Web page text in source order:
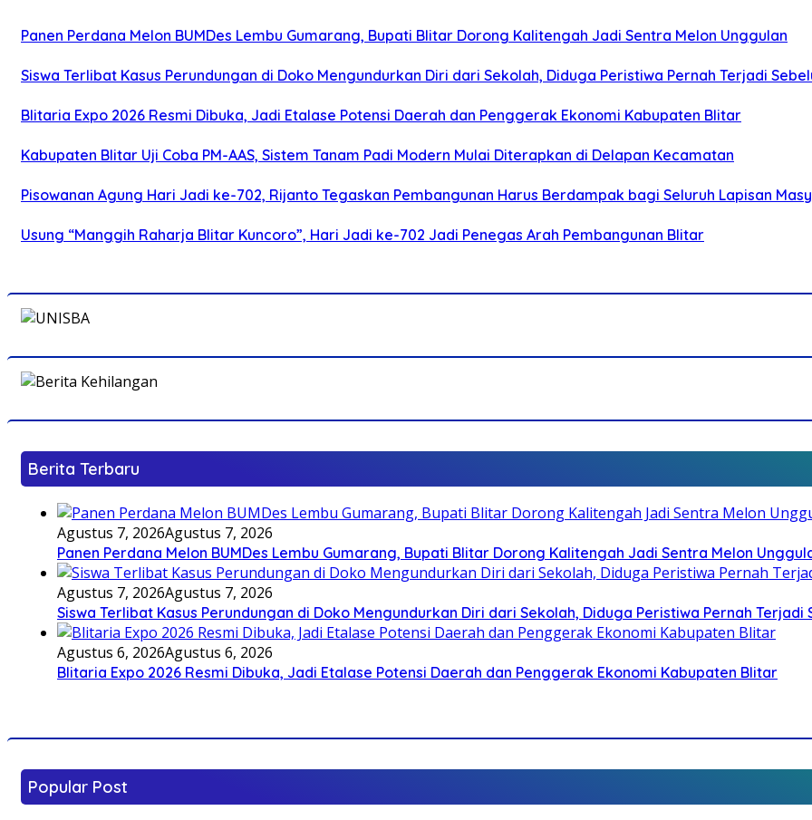
Panen Perdana Melon BUMDes Lembu Gumarang, Bupati Blitar Dorong Kalitengah Jadi Sentra Melon Unggulan
Siswa Terlibat Kasus Perundungan di Doko Mengundurkan Diri dari Sekolah, Diduga Peristiwa Pernah Terjadi
Blitaria Expo 2026 Resmi Dibuka, Jadi Etalase Potensi Daerah dan Penggerak Ekonomi Kabupaten Blitar
Kabupaten Blitar Uji Coba PM-AAS, Sistem Tanam Padi Modern Mulai Diterapkan di Delapan Kecamatan
Pisowanan Agung Hari Jadi ke-702, Rijanto Tegaskan Pembangunan Harus Berdampak bagi Seluruh Lapisan
Usung “Manggih Raharja Blitar Kuncoro”, Hari Jadi ke-702 Jadi Penegas Arah Pembangunan Blitar
Berita Terbaru
Agustus 7, 2026Agustus 7, 2026
Panen Perdana Melon BUMDes Lembu Gumarang, Bupati Blitar Dorong Kalitengah Jadi Sentra Melon
Agustus 7, 2026Agustus 7, 2026
Siswa Terlibat Kasus Perundungan di Doko Mengundurkan Diri dari Sekolah, Diduga Peristiwa Pernah Terjadi
Agustus 6, 2026Agustus 6, 2026
Blitaria Expo 2026 Resmi Dibuka, Jadi Etalase Potensi Daerah dan Penggerak Ekonomi Kabupaten Blitar
Popular Post